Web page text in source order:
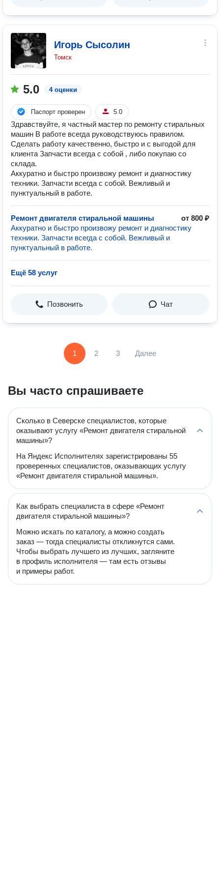
Игорь Сысолин
Томск
5.0 4 оценки
Паспорт проверен 5.0
Здравствуйте, я частный мастер по ремонту стиральных
машин В работе всегда руководствуюсь правилом.
Сделать работу качественно, быстро и с выгодой для
клиента Запчасти всегда с собой , либо покупаю со
склада.
Аккуратно и быстро произвожу ремонт и диагностику
техники. Запчасти всегда с собой. Вежливый и
пунктуальный в работе.
Ремонт двигателя стиральной машины
от 800 ₽
Аккуратно и быстро произвожу ремонт и диагностику
техники. Запчасти всегда с собой. Вежливый и
пунктуальный в работе.
Ещё 58 услуг
Позвонить Чат
1 2 3 Далее
Вы часто спрашиваете
Сколько в Северске специалистов, которые
оказывают услугу «Ремонт двигателя стиральной
машины»?
На Яндекс Исполнителях зарегистрированы 55
проверенных специалистов, оказывающих услугу
«Ремонт двигателя стиральной машины».
Как выбрать специалиста в сфере «Ремонт
двигателя стиральной машины»?
Можно искать по каталогу, а можно создать
заказ — тогда специалисты откликнутся сами.
Чтобы выбрать лучшего из лучших, загляните
в профиль исполнителя — там есть отзывы
и примеры работ.